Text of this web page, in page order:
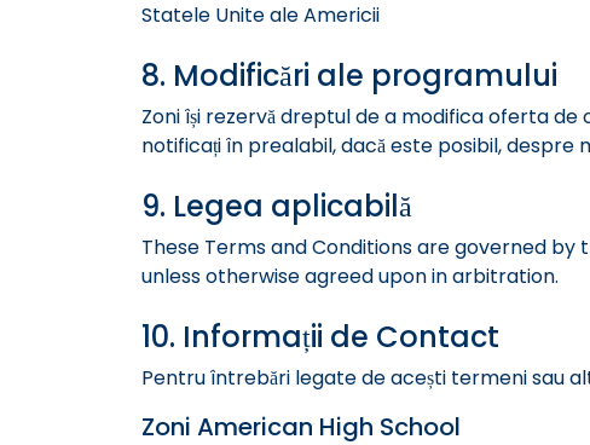
Statele Unite ale Americii
8. Modificări ale programului
Zoni își rezervă dreptul de a modifica oferta
notificați în prealabil, dacă este posibil, despre
9. Legea aplicabilă
These Terms and Conditions are governed by
unless otherwise agreed upon in arbitration.
10. Informații de Contact
Pentru întrebări legate de acești termeni sau
Zoni American High School